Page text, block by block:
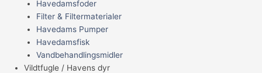
Havedamsfoder
Filter & Filtermaterialer
Havedams Pumper
Havedamsfisk
Vandbehandlingsmidler
Vildtfugle / Havens dyr